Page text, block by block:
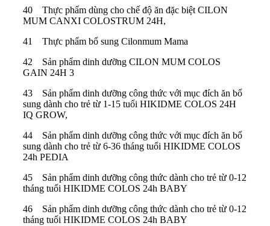
40 Thực phẩm dùng cho chế độ ăn đặc biệt CILON
MUM CANXI COLOSTRUM 24H,
41 Thực phẩm bổ sung Cilonmum Mama
42 Sản phẩm dinh dưỡng CILON MUM COLOS
GAIN 24H 3
43 Sản phẩm dinh dưỡng công thức với mục đích ăn bổ
sung dành cho trẻ từ 1-15 tuổi HIKIDME COLOS 24H
IQ GROW,
44 Sản phẩm dinh dưỡng công thức với mục đích ăn bổ
sung dành cho trẻ từ 6-36 tháng tuổi HIKIDME COLOS
24h PEDIA
45 Sản phẩm dinh dưỡng công thức dành cho trẻ từ 0-12
tháng tuổi HIKIDME COLOS 24h BABY
46 Sản phẩm dinh dưỡng công thức dành cho trẻ từ 0-12
tháng tuổi HIKIDME COLOS 24h BABY